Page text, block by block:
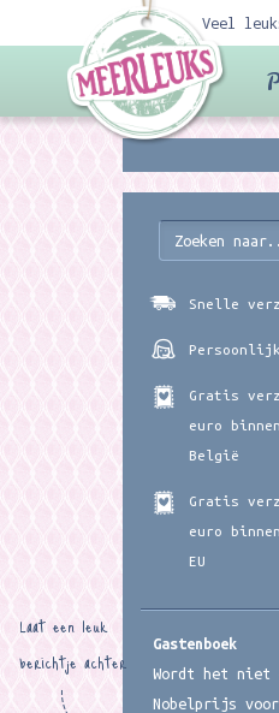
Veel
Snelle
Gratis
euro
België
Gratis
euro
EU
Gastenboek
Wordt het
Nobelprijs
Laat een leuk
berichtje achter